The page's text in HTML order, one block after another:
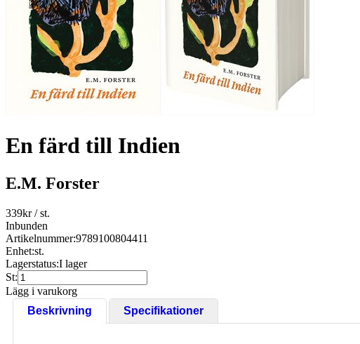
En färd till Indien
E.M. Forster
339kr/ st.
Inbunden
Artikelnummer:9789100804411
Enhet:st.
Lagerstatus:I lager
St:
Lägg i varukorg
Beskrivning
Specifikationer